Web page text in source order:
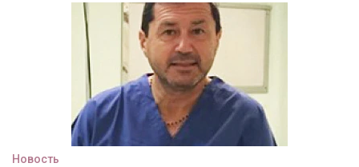
Новость